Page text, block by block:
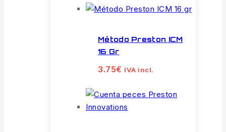
Método Preston ICM
16 Gr
3.75€ IVA incl.